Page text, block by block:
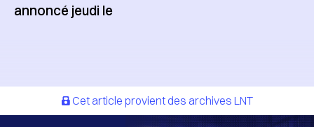
annoncé jeudi le
Cet article provient des archives LNT